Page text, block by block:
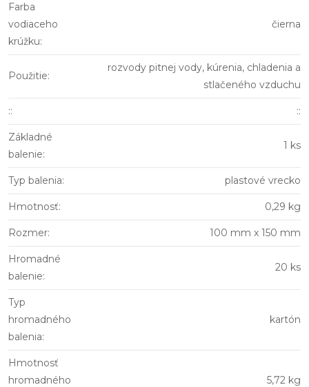
Farba
vodiaceho
krúžku:
čierna
Použitie:
rozvody pitnej vody, kúrenia, chladenia a
stlačeného vzduchu
:: ::
Základné
balenie:
1 ks
Typ balenia: plastové vrecko
Hmotnosť: 0,29 kg
Rozmer: 100 mm x 150 mm
Hromadné
balenie:
20 ks
Typ
hromadného
balenia:
kartón
Hmotnosť
hromadného
5,72 kg